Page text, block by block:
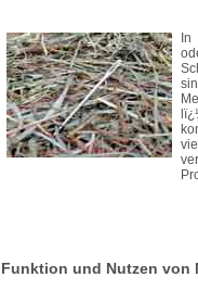
Funktion und Nutzen von